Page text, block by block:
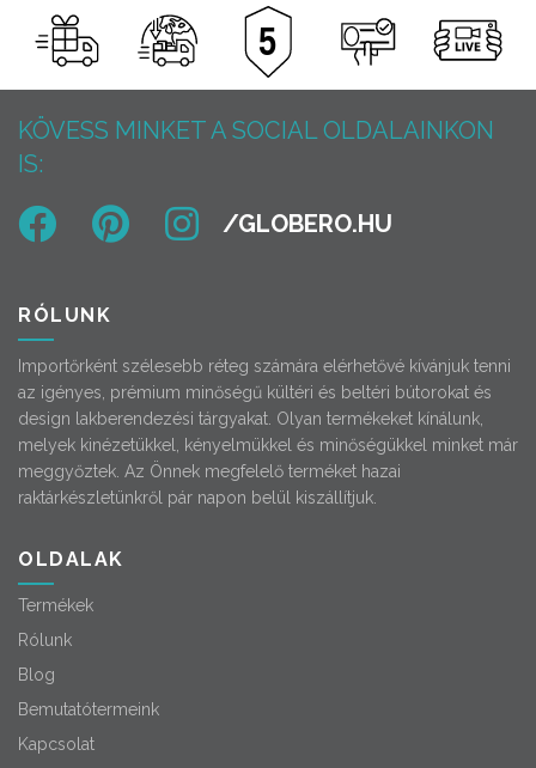
KÖVESS MINKET A SOCIAL OLDALAINKON
IS:
RÓLUNK
Importőrként szélesebb réteg számára elérhetővé kívánjuk tenni
az igényes, prémium minőségű kültéri és beltéri bútorokat és
design lakberendezési tárgyakat. Olyan termékeket kínálunk,
melyek kinézetükkel, kényelmükkel és minőségükkel minket már
meggyőztek. Az Önnek megfelelő terméket hazai
raktárkészletünkről pár napon belül kiszállítjuk.
OLDALAK
Termékek
Rólunk
Blog
Bemutatótermeink
Kapcsolat